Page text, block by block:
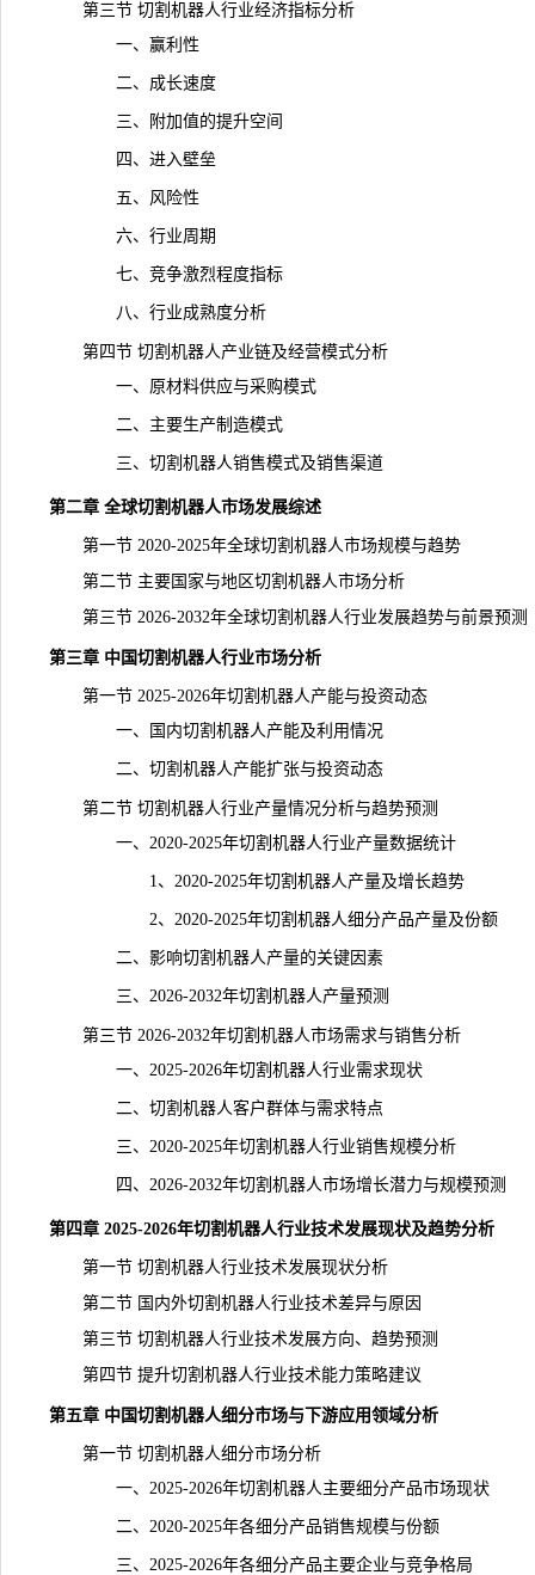
第三节 切割机器人行业经济指标分析
一、赢利性
二、成长速度
三、附加值的提升空间
四、进入壁垒
五、 风险性
六、行业周期
七、竞争激烈程度指标
八、行业成熟度分析
第四节 切割机器人产业链及经营模式分析
一、原材料供应与采购模式
二、主要生产制造模式
三、切割机器人销售模式及销售渠道
第二章 全球切割机器人市场发展综述
第一节 2020-2025年全球切割机器人市场规模与趋势
第二节 主要国家与地区切割机器人市场分析
第三节 2026-2032年全球切割机器人行业发展趋势与前景预测
第三章 中国切割机器人行业市场分析
第一节 2025-2026年切割机器人产能与投资动态
一、国内切割机器人产能及利用情况
二、切割机器人产能扩张与投资动态
第二节 切割机器人行业产量情况分析与趋势预测
一、2020-2025年切割机器人行业产量数据统计
1、2020-2025年切割机器人产量及增长趋势
2、2020-2025年切割机器人细分产品产量及份额
二、影响切割机器人产量的关键因素
三、2026-2032年切割机器人产量预测
第三节 2026-2032年切割机器人市场需求与销售分析
一、2025-2026年切割机器人行业需求现状
二、切割机器人客户群体与需求特点
三、2020-2025年切割机器人行业销售规模分析
四、2026-2032年切割机器人市场增长潜力与规模预测
第四章 2025-2026年切割机器人行业技术发展现状及趋势分析
第一节 切割机器人行业技术发展现状分析
第二节 国内外切割机器人行业技术差异与原因
第三节 切割机器人行业技术发展方向、趋势预测
第四节 提升切割机器人行业技术能力策略建议
第五章 中国切割机器人细分市场与下游应用领域分析
第一节 切割机器人细分市场分析
一、2025-2026年切割机器人主要细分产品市场现状
二、2020-2025年各细分产品销售规模与份额
三、2025-2026年各细分产品主要企业与竞争格局